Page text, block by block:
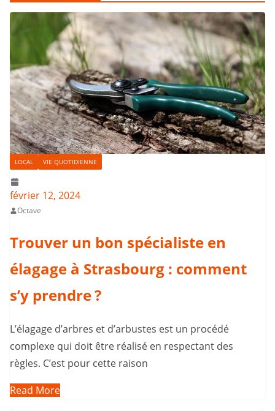
LOCAL VIE QUOTIDIENNE
février 12, 2024
Octave
Trouver un bon spécialiste en
élagage à Strasbourg : comment
s’y prendre ?
L’élagage d’arbres et d’arbustes est un procédé
complexe qui doit être réalisé en respectant des
règles. C’est pour cette raison
Read More